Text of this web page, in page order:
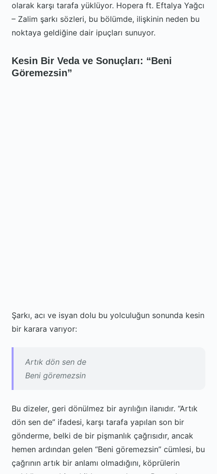
olarak karşı tarafa yüklüyor. Hopera ft. Eftalya Yağcı
– Zalim şarkı sözleri, bu bölümde, ilişkinin neden bu
noktaya geldiğine dair ipuçları sunuyor.
Kesin Bir Veda ve Sonuçları: “Beni
Göremezsin”
Şarkı, acı ve isyan dolu bu yolculuğun sonunda kesin
bir karara varıyor:
Artık dön sen de
Beni göremezsin
Bu dizeler, geri dönülmez bir ayrılığın ilanıdır. “Artık
dön sen de” ifadesi, karşı tarafa yapılan son bir
gönderme, belki de bir pişmanlık çağrısıdır, ancak
hemen ardından gelen “Beni göremezsin” cümlesi, bu
çağrının artık bir anlamı olmadığını, köprülerin